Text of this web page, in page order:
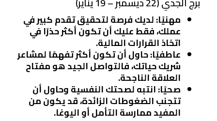
مهنيًا: لديك فرصة لتحقيق تقدم كبير في
عملك، فقط عليك أن تكون أكثر حذرًا في
اتخاذ القرارات المالية.
عاطفيًا: حاول أن تكون أكثر تفهمًا لمشاعر
شريك حياتك، فالتواصل الجيد هو مفتاح
العلاقة الناجحة.
صحيًا: انتبه لصحتك النفسية وحاول أن
تتجنب الضغوطات الزائدة، قد يكون من
المفيد ممارسة التأمل أو اليوغا.